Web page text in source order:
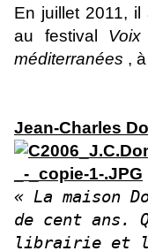
En juillet 2011,
au festival
méditerranées ,
Jean-Charles
« La maison
de cent ans.
librairie et